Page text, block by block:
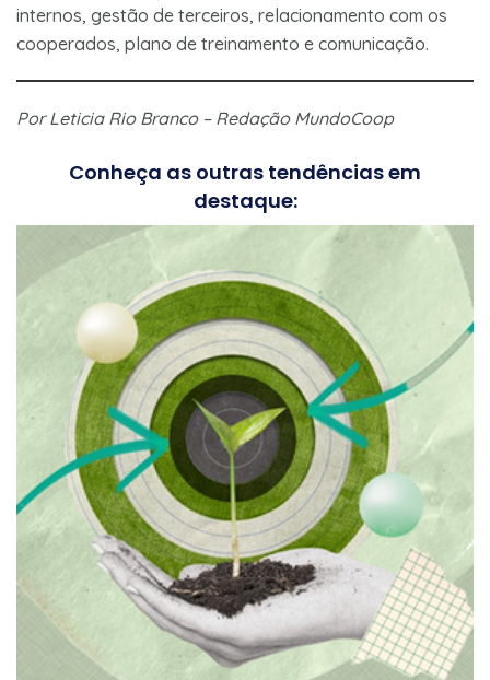
internos, gestão de terceiros, relacionamento com os
cooperados, plano de treinamento e comunicação.
Por Leticia Rio Branco – Redação MundoCoop
Conheça as outras tendências em
destaque: